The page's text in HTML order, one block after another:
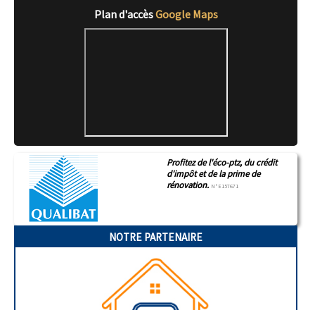
Plan d'accèsGoogle Maps
Profitez de l'éco-ptz, du crédit
d'impôt et de la prime de
rénovation. N°E157671
NOTRE PARTENAIRE